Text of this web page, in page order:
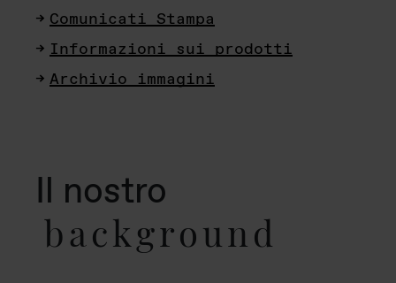
Comunicati Stampa
Informazioni sui prodotti
Archivio immagini
Il nostro
background